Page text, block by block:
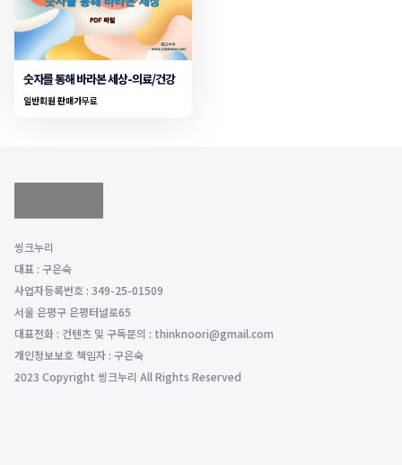
숫자를 통해 바라본 세상-의료/건강
일반회원 판매가무료
씽크누리
대표 : 구은숙
사업자등록번호 : 349-25-01509
서울 은평구 은평터널로65
대표전화 : 컨텐츠 및 구독문의 : thinknoori@gmail.com
개인정보보호 책임자 : 구은숙
2023 Copyright 씽크누리 All Rights Reserved